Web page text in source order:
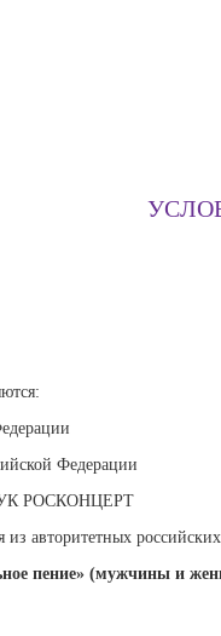
Федерации
РОСКОНЦЕРТ
авторитетных
пение» (мужчины и